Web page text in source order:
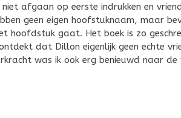
afgaan op eerste indrukken en
geen eigen hoofstuknaam, maar
hoofdstuk gaat. Het boek is zo
dat Dillon eigenlijk geen echte
was ik ook erg benieuwd naar de